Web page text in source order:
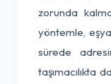
zorunda
yöntemle,
sürede
taşımacılıkta